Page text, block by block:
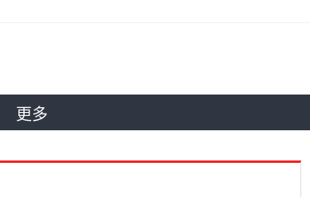
更多